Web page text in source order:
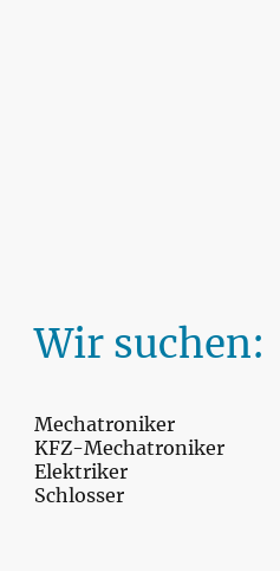
Wir suchen:
Mechatroniker
KFZ-Mechatroniker
Elektriker
Schlosser